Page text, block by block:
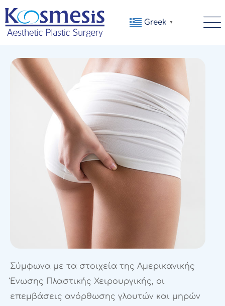
Greek ▼
Σύμφωνα με τα στοιχεία της Αμερικανικής
Ένωσης Πλαστικής Χειρουργικής, οι
επεμβάσεις ανόρθωσης γλουτών και μηρών